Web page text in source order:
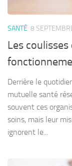
SANTÉ 8
Les
Derrière le
mutuelle santé
souvent ces
soins, mais leur
ignorent le...